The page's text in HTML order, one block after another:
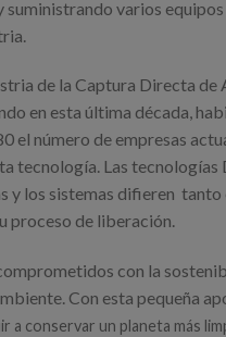
suministrando varios
de la Captura Directa de
en esta última década,
el número de empresas
tecnología. Las tecnologías
y los sistemas difieren tanto
proceso de liberación.
con la
Con esta pequeña
a conservar un planeta más